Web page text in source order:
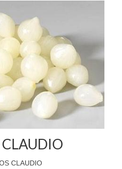
CLAUDIO
CLAUDIO